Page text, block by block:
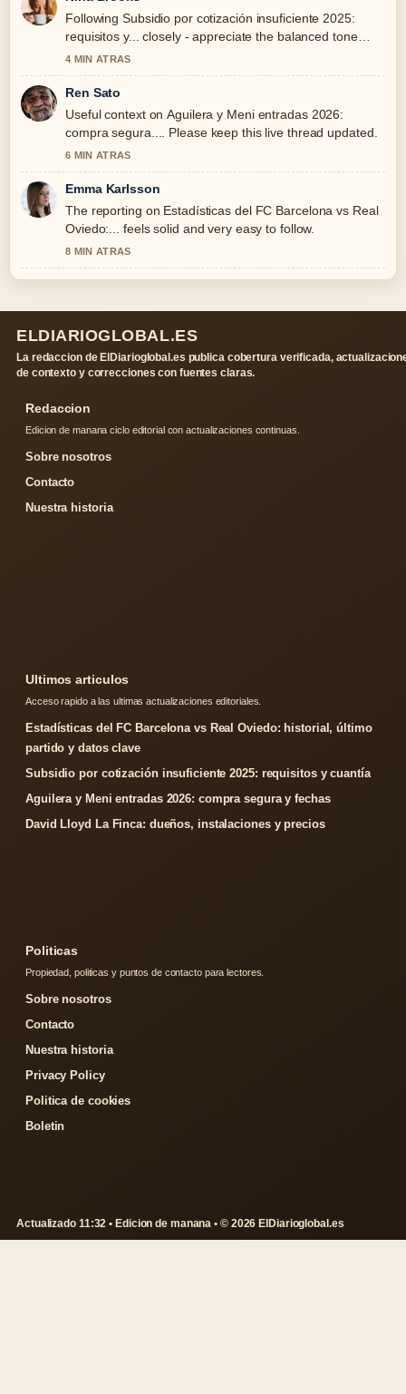
Following Subsidio por cotización insuficiente 2025:
requisitos y... closely - appreciate the balanced tone
here.
4 MIN ATRAS
Ren Sato
Useful context on Aguilera y Meni entradas 2026:
compra segura.... Please keep this live thread updated.
6 MIN ATRAS
Emma Karlsson
The reporting on Estadísticas del FC Barcelona vs Real
Oviedo:... feels solid and very easy to follow.
8 MIN ATRAS
ELDIARIOGLOBAL.ES
La redaccion de ElDiarioglobal.es publica cobertura verificada,
de contexto y correcciones con fuentes claras.
Redaccion
Edicion de manana ciclo editorial con actualizaciones continuas.
Sobre nosotros
Contacto
Nuestra historia
Ultimos articulos
Acceso rapido a las ultimas actualizaciones editoriales.
Estadísticas del FC Barcelona vs Real Oviedo: historial, último
partido y datos clave
Subsidio por cotización insuficiente 2025: requisitos y cuantía
Aguilera y Meni entradas 2026: compra segura y fechas
David Lloyd La Finca: dueños, instalaciones y precios
Politicas
Propiedad, politicas y puntos de contacto para lectores.
Sobre nosotros
Contacto
Nuestra historia
Privacy Policy
Politica de cookies
Boletin
Actualizado 11:32 • Edicion de manana • © 2026 ElDiarioglobal.es